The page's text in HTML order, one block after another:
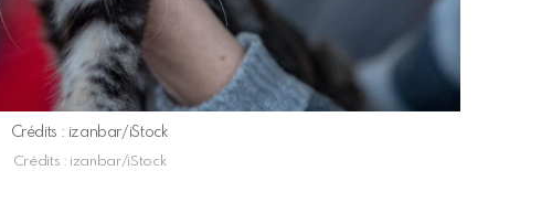
Crédits : izanbar/iStock
Crédits : izanbar/iStock